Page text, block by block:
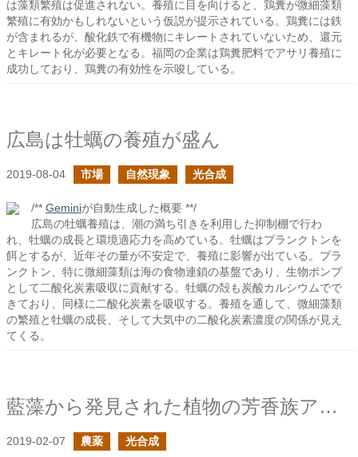
は藻類繁殖は促進されない。養殖に目を向けると、鶏糞が微細藻類
繁殖に有効かもしれないという仮説が提示されている。鶏糞には鉄
が含まれるが、酸化鉄で有機物にキレートされていないため、還元
とキレート化が必要となる。福岡の企業は鶏糞肥料でアサリ養殖に
成功しており、鶏糞の有効性を示唆している。
広島は牡蠣の養殖が盛ん
2019-08-04 市場 自然現象 光合成
/** Geminiが自動生成した概要 **/
広島の牡蠣養殖は、潮の満ち引きを利用した抑制棚で行わ
れ、牡蠣の成長と環境適応力を高めている。牡蠣はプランクトンを
餌とするが、近年その量が不安定で、養殖に影響が出ている。プラ
ンクトン、特に微細藻類は海の食物連鎖の基盤であり、生物ポンプ
として二酸化炭素吸収に貢献する。牡蠣の殻も炭酸カルシウムでで
きており、同様に二酸化炭素を吸収する。養殖を通して、微細藻類
の繁殖と牡蠣の成長、そして大気中の二酸化炭素濃度の関係が見え
てくる。
藍藻から発見された植物の芳香族アミノ酸等の合成を阻害する糖
2019-02-07 農薬 光合成